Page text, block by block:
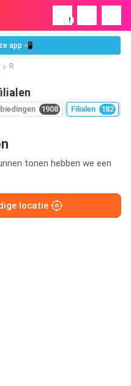
!
app 📲
R
1908 Filialen 182
tonen hebben we een
locatie